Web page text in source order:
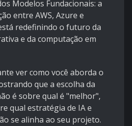
Modelos Fundacionais: a
entre AWS, Azure e
redefinindo o futuro da
e da computação em
ver como você aborda o
que a escolha da
é sobre qual é "melhor",
qual estratégia de IA e
se alinha ao seu projeto.